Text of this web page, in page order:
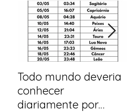
Todo mundo deveria
conhecer
diariamente por